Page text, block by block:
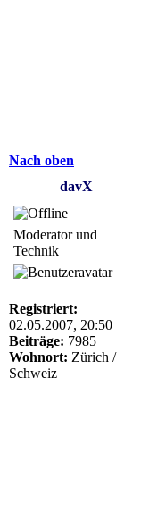
Nach oben
davX
Moderator und
Technik
Registriert:
02.05.2007, 20:50
Beiträge: 7985
Wohnort: Zürich /
Schweiz